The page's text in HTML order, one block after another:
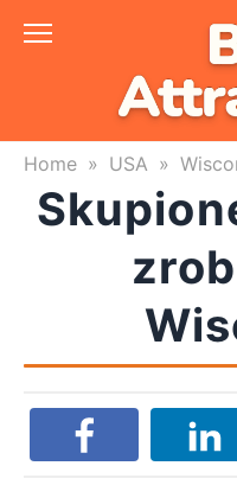
Skip
Home » USA »